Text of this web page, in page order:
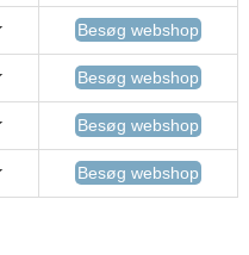
Besøg webshop
Besøg webshop
Besøg webshop
Besøg webshop